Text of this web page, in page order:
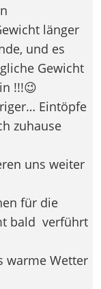
länger
und es
Gewicht
!!!😉
Eintöpfe
zuhause
uns weiter
für die
bald verführt
warme Wetter